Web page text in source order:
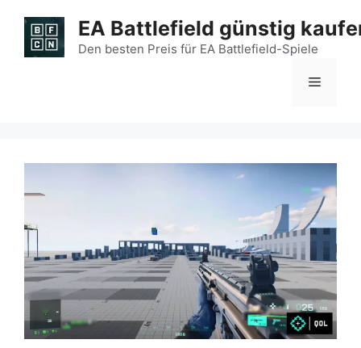
Inhalt
springen
EA Battlefield günstig
Den besten Preis für EA Battlefield-Spiele
Menü